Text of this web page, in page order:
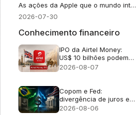
As ações da Apple que o mundo inteiro possui indiretamente
2026-07-30
Conhecimento financeiro
IPO da Airtel Money:
US$ 10 bilhões podem
torná-lo o maior IPO de
2026-08-07
Copom e Fed:
divergência de juros e
efeito no câmbio
2026-08-06